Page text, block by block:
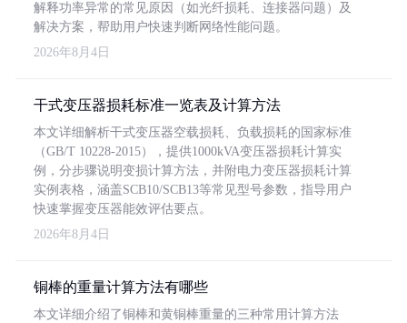
解释功率异常的常见原因（如光纤损耗、连接器问题）及
解决方案，帮助用户快速判断网络性能问题。
2026年8月4日
干式变压器损耗标准一览表及计算方法
本文详细解析干式变压器空载损耗、负载损耗的国家标准
（GB/T 10228-2015），提供1000kVA变压器损耗计算实
例，分步骤说明变损计算方法，并附电力变压器损耗计算
实例表格，涵盖SCB10/SCB13等常见型号参数，指导用户
快速掌握变压器能效评估要点。
2026年8月4日
铜棒的重量计算方法有哪些
本文详细介绍了铜棒和黄铜棒重量的三种常用计算方法